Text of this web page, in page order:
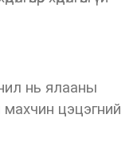
нь ялааны
цэцэгний